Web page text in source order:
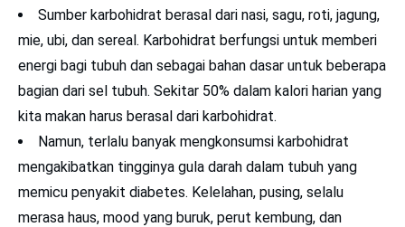
Sumber karbohidrat berasal dari nasi, sagu, roti, jagung,
mie, ubi, dan sereal. Karbohidrat berfungsi untuk memberi
energi bagi tubuh dan sebagai bahan dasar untuk beberapa
bagian dari sel tubuh. Sekitar 50% dalam kalori harian yang
kita makan harus berasal dari karbohidrat.
Namun, terlalu banyak mengkonsumsi karbohidrat
mengakibatkan tingginya gula darah dalam tubuh yang
memicu penyakit diabetes. Kelelahan, pusing, selalu
merasa haus, mood yang buruk, perut kembung, dan